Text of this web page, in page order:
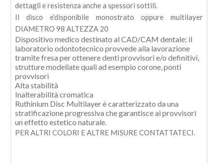
dettagli e resistenza anche a spessori sottili.
Il disco e’disponibile monostrato oppure multilayer
DIAMETRO 98 ALTEZZA 20
Dispositivo medico destinato al CAD/CAM dentale: il
laboratorio odontotecnico provvede alla lavorazione
tramite fresa per ottenere denti provvisori e/o definitivi,
strutture modellate quali ad esempio corone, ponti
provvisori
Alta stabilità
Inalterabilità cromatica
Ruthinium Disc Multilayer è caratterizzato da una
stratificazione progressiva che garantisce ai provvisori
un effetto estetico naturale.
PER ALTRI COLORI E ALTRE MISURE CONTATTATECI.